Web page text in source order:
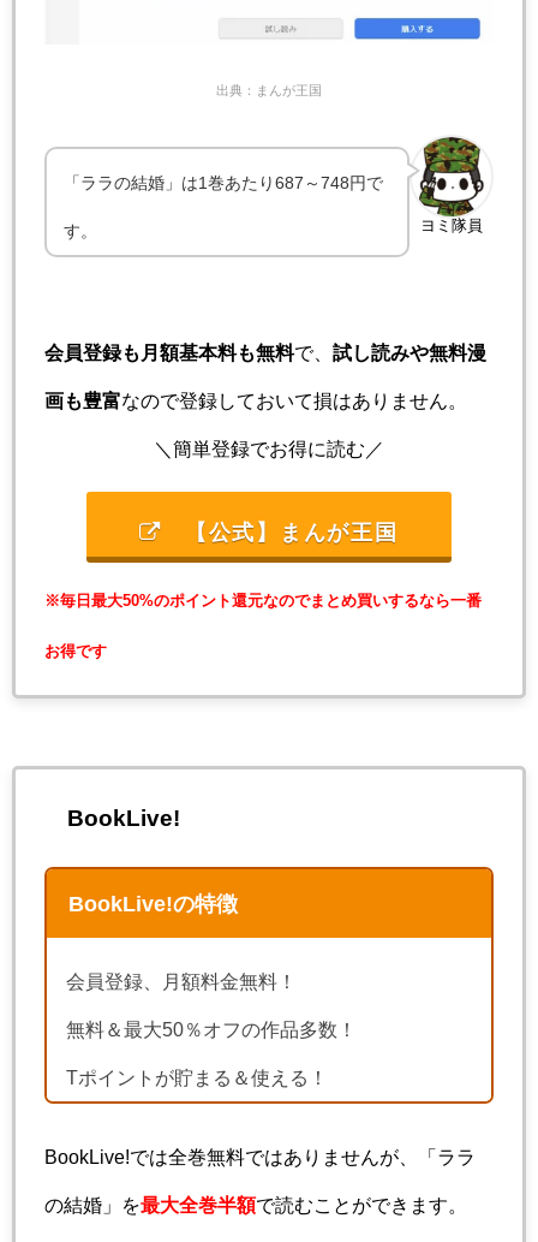
出典：まんが王国
ヨミ隊員
「ララの結婚」は1巻あたり687～748円で
す。
会員登録も月額基本料も無料で、 試し読みや無料漫
画も豊富なので登録しておいて損はありません。
＼簡単登録でお得に読む／
【公式】まんが王国
※毎日最大50%のポイント還元なのでまとめ買いするなら一番
お得です
BookLive!
BookLive!の特徴
会員登録、月額料金無料！
無料＆最大50％オフの作品多数！
Tポイントが貯まる＆使える！
BookLive!では全巻無料ではありませんが、「ララ
の結婚」を最大全巻半額で読むことができます。